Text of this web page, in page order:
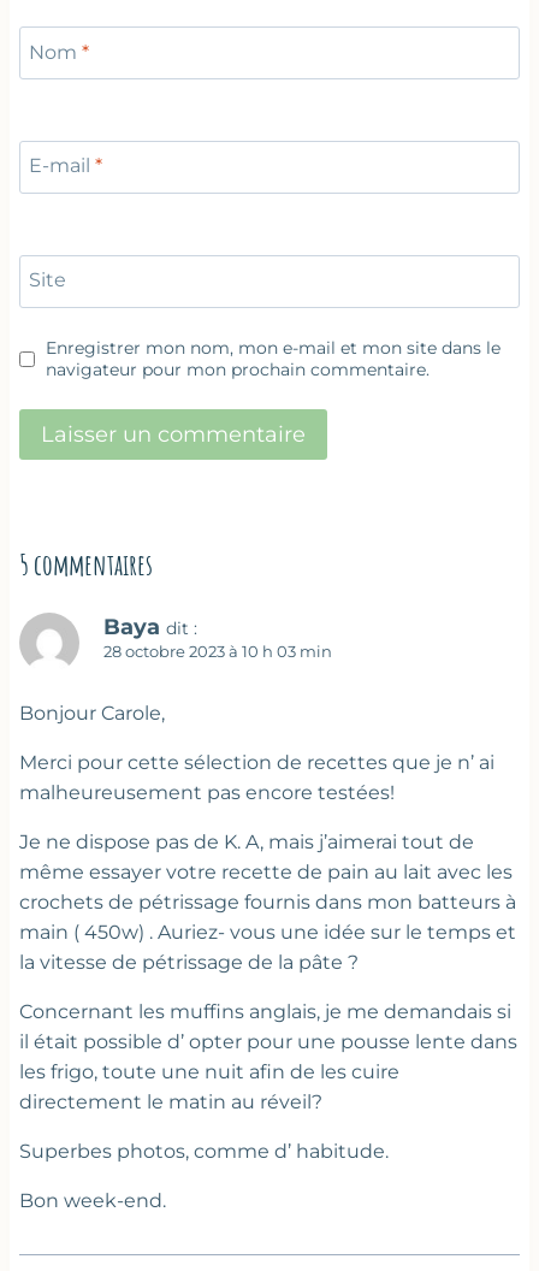
Nom *
E-mail *
Site
Enregistrer mon nom, mon e-mail et mon site dans le
navigateur pour mon prochain commentaire.
5 commentaires
Baya dit :
28 octobre 2023 à 10 h 03 min
Bonjour Carole,
Merci pour cette sélection de recettes que je n’ ai
malheureusement pas encore testées!
Je ne dispose pas de K. A, mais j’aimerai tout de
même essayer votre recette de pain au lait avec les
crochets de pétrissage fournis dans mon batteurs à
main ( 450w) . Auriez- vous une idée sur le temps et
la vitesse de pétrissage de la pâte ?
Concernant les muffins anglais, je me demandais si
il était possible d’ opter pour une pousse lente dans
les frigo, toute une nuit afin de les cuire
directement le matin au réveil?
Superbes photos, comme d’ habitude.
Bon week-end.